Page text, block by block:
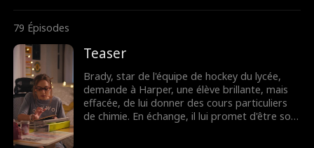
79 Épisodes
Teaser
Brady, star de l'équipe de hockey du lycée,
demande à Harper, une élève brillante, mais
effacée, de lui donner des cours particuliers
de chimie. En échange, il lui promet d'être son